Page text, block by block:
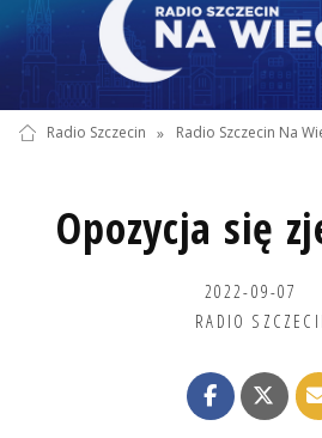
Radio Szczecin » Radio Szczecin Na
Opozycja się
2022-09-07
RADIO